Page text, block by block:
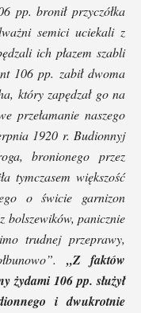
pp. bronił przyczółka
semici uciekali z
ich płazem szabli
106 pp. zabił dwoma
który zapędzał go na
przełamanie naszego
1920 r. Budionnyj
bronionego przez
tymczasem większość
o świcie garnizon
bolszewików, panicznie
trudnej przeprawy,
„Z faktów
żydami 106 pp. służył
i dwukrotnie